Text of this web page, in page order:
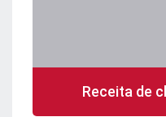
Receita de